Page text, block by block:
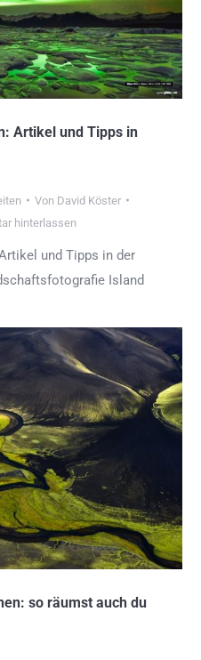
Artikel und Tipps in
Von David Köster
hinterlassen
und Tipps in der
Island
so räumst auch du